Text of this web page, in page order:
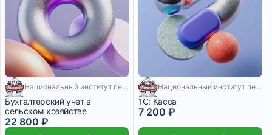
610 месяцев Национальный институт переподготовки и повышения квалификации кадров в сфере экономики и финансов
Бухгалтерский учет в
сельском хозяйстве
22 800 ₽
200 месяцев Национальный институт переподготовки и повышения квалификации кадров в сфере экономики и финансов
1С: Касса
7 200 ₽